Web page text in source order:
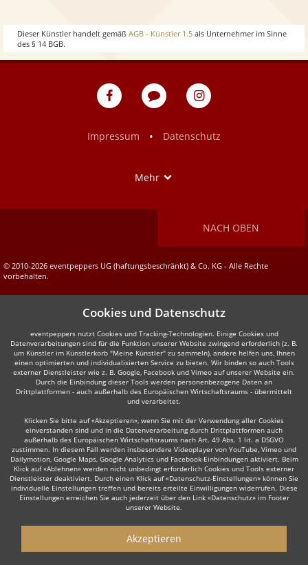
Dieser Künstler handelt gemäß AGB - Künstler 1.5 als Unternehmer im Sinne
des § 14 BGB.
eventpeppers
Blog
eventpeppers
Impressum
• Datenschutz
Mehr
NACH OBEN
© 2010-2026 eventpeppers UG (haftungsbeschränkt) & Co. KG - Alle Rechte
vorbehalten.
Cookies und Datenschutz
eventpeppers nutzt Cookies und Tracking-Technologien. Einige Cookies und
Datenverarbeitungen sind für die Funktion unserer Website zwingend erforderlich (z. B.
um Künstler im Künstlerkorb "Meine Künstler" zu sammeln), andere helfen uns, Ihnen
einen optimierten und individualisierten Service zu bieten. Wir binden so auch Tools
externer Dienstleister wie z. B. Google, Facebook und Vimeo auf unserer Website ein.
Durch die Einbindung dieser Tools werden personenbezogene Daten an
Drittplattformen - auch außerhalb des Europäischen Wirtschaftsraums - übermittelt
und verarbeitet.
Klicken Sie bitte auf «Akzeptieren», wenn Sie mit der Verwendung aller Cookies
einverstanden sind und in die Datenverarbeitung durch Drittplattformen auch
außerhalb des Europäischen Wirtschaftsraums nach Art. 49 Abs. 1 lit. a DSGVO
zustimmen. In diesem Fall werden insbesondere Videoplayer von YouTube, Vimeo und
Dailymotion, Google Maps, Google Analytics und Facebook-Einbindungen aktiviert. Beim
Klick auf «Ablehnen» werden nicht unbedingt erforderlich Cookies und Tools externer
Dienstleister deaktiviert. Durch einen Klick auf «Datenschutz-Einstellungen» können Sie
individuelle Einstellungen treffen und bereits erteilte Einwilligungen widerrufen. Diese
Einstellungen erreichen Sie auch jederzeit über den Link «Datenschutz» im Footer
unserer Website.
Akzeptieren